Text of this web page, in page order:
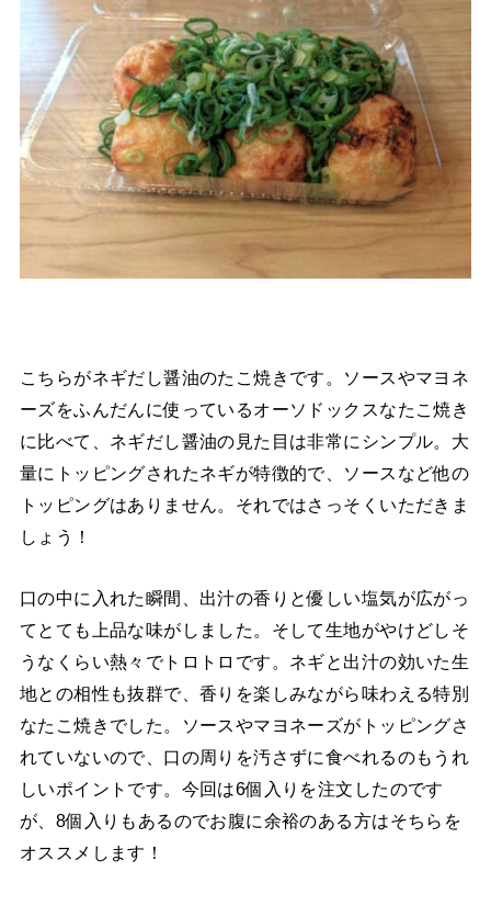
こちらがネギだし醤油のたこ焼きです。ソースやマヨネ
ーズをふんだんに使っているオーソドックスなたこ焼き
に比べて、ネギだし醤油の見た目は非常にシンプル。大
量にトッピングされたネギが特徴的で、ソースなど他の
トッピングはありません。それではさっそくいただきま
しょう！
口の中に入れた瞬間、出汁の香りと優しい塩気が広がっ
てとても上品な味がしました。そして生地がやけどしそ
うなくらい熱々でトロトロです。ネギと出汁の効いた生
地との相性も抜群で、香りを楽しみながら味わえる特別
なたこ焼きでした。ソースやマヨネーズがトッピングさ
れていないので、口の周りを汚さずに食べれるのもうれ
しいポイントです。今回は6個入りを注文したのです
が、8個入りもあるのでお腹に余裕のある方はそちらを
オススメします！